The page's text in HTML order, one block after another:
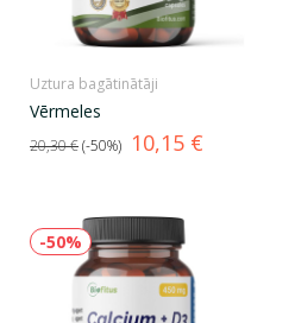
Uztura bagātinātāji
Vērmeles
Standarta
cena
20,30 € -50% Cena
10,15 €
-50%